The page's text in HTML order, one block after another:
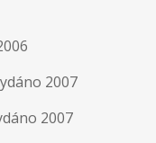
2007
2007